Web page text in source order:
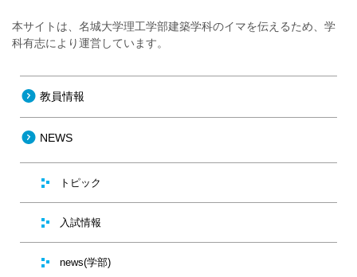
本サイトは、名城大学理工学部建築学科のイマを伝えるため、学
科有志により運営しています。
教員情報
NEWS
トピック
入試情報
news(学部)